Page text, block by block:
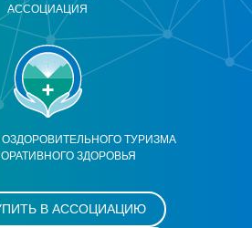
ТУРИЗМА
ЗДОРОВЬЯ
АССОЦИАЦИЯ
В АССОЦИАЦИЮ